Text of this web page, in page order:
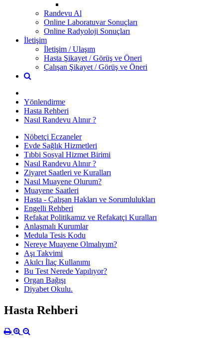
Randevu Al
Online Laboratuvar Sonuçları
Online Radyoloji Sonuçları
İletişim
İletişim / Ulaşım
Hasta Şikayet / Görüş ve Öneri
Çalışan Şikayet / Görüş ve Öneri
Yönlendirme
Hasta Rehberi
Nasıl Randevu Alınır ?
Nöbetçi Eczaneler
Evde Sağlık Hizmetleri
Tıbbi Sosyal Hizmet Birimi
Nasıl Randevu Alınır ?
Ziyaret Saatleri ve Kuralları
Nasıl Muayene Olurum?
Muayene Saatleri
Hasta - Çalışan Hakları ve Sorumlulukları
Engelli Rehberi
Refakat Politikamız ve Refakatçi Kuralları
Anlaşmalı Kurumlar
Medula Tesis Kodu
Nereye Muayene Olmalıyım?
Aşı Takvimi
Akılcı İlaç Kullanımı
Bu Test Nerede Yapılıyor?
Organ Bağışı
Diyabet Okulu.
Hasta Rehberi